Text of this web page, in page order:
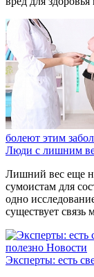
болеют этим
Люди с лишним
Лишний вес еще
сумоистам для
одно
существует
полезно Новости
Эксперты: есть